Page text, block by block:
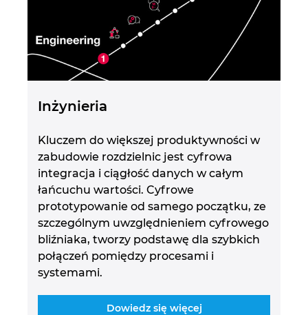
Inżynieria
Kluczem do większej produktywności w
zabudowie rozdzielnic jest cyfrowa
integracja i ciągłość danych w całym
łańcuchu wartości. Cyfrowe
prototypowanie od samego początku, ze
szczególnym uwzględnieniem cyfrowego
bliźniaka, tworzy podstawę dla szybkich
połączeń pomiędzy procesami i
systemami.
Dowiedz się więcej
Słowacja
Słowenia
Szwajcaria
Szwecja
Tajlandia
Turcja
Ukraina